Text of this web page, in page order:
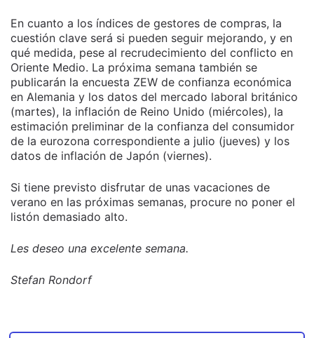
En cuanto a los índices de gestores de compras, la
cuestión clave será si pueden seguir mejorando, y en
qué medida, pese al recrudecimiento del conflicto en
Oriente Medio. La próxima semana también se
publicarán la encuesta ZEW de confianza económica
en Alemania y los datos del mercado laboral británico
(martes), la inflación de Reino Unido (miércoles), la
estimación preliminar de la confianza del consumidor
de la eurozona correspondiente a julio (jueves) y los
datos de inflación de Japón (viernes).
Si tiene previsto disfrutar de unas vacaciones de
verano en las próximas semanas, procure no poner el
listón demasiado alto.
Les deseo una excelente semana.
Stefan Rondorf